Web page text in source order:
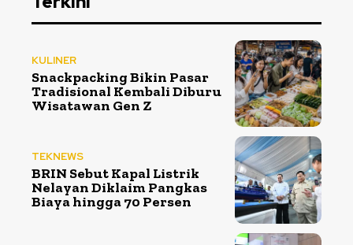
KULINER
Snackpacking Bikin Pasar
Tradisional Kembali Diburu
Wisatawan Gen Z
TEKNEWS
BRIN Sebut Kapal Listrik
Nelayan Diklaim Pangkas
Biaya hingga 70 Persen